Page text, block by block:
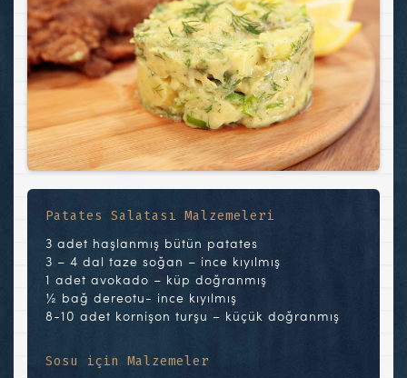
Patates Salatası Malzemeleri
3 adet haşlanmış bütün patates
3 – 4 dal taze soğan – ince kıyılmış
1 adet avokado – küp doğranmış
½ bağ dereotu- ince kıyılmış
8-10 adet kornişon turşu – küçük doğranmış
Sosu için Malzemeler